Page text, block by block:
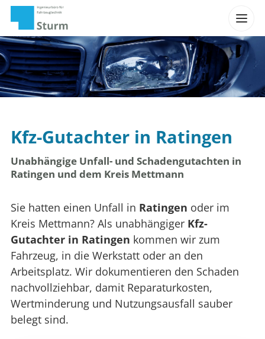
Kfz-Gutachter in Ratingen
Unabhängige Unfall- und Schadengutachten in
Ratingen und dem Kreis Mettmann
Sie hatten einen Unfall in Ratingen oder im
Kreis Mettmann? Als unabhängiger Kfz-
Gutachter in Ratingen kommen wir zum
Fahrzeug, in die Werkstatt oder an den
Arbeitsplatz. Wir dokumentieren den Schaden
nachvollziehbar, damit Reparaturkosten,
Wertminderung und Nutzungsausfall sauber
belegt sind.